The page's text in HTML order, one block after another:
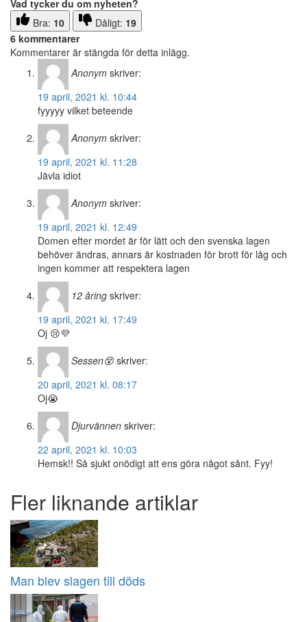
Vad tycker du om nyheten?
Bra: 10 Dåligt: 19
6 kommentarer
Kommentarer är stängda för detta inlägg.
Anonym skriver:
19 april, 2021 kl. 10:44
fyyyyy vilket beteende
Anonym skriver:
19 april, 2021 kl. 11:28
Jävla idiot
Anonym skriver:
19 april, 2021 kl. 12:49
Domen efter mordet är för lätt och den svenska lagen
behöver ändras, annars är kostnaden för brott för låg och
ingen kommer att respektera lagen
12 åring skriver:
19 april, 2021 kl. 17:49
Oj 😢💜
Sessen😵 skriver:
20 april, 2021 kl. 08:17
Oj😭
Djurvännen skriver:
22 april, 2021 kl. 10:03
Hemsk!! Så sjukt onödigt att ens göra något sånt. Fyy!
Fler liknande artiklar
Man blev slagen till döds